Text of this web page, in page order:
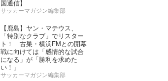
国通信】
サッカーマガジン編集部
【鹿島】ヤン・マテウス、
「特別なクラブ」でリスター
ト！ 古巣・横浜FMとの開幕
戦に向けては「感情的な試合
になる」が「勝利を求めた
い！」
サッカーマガジン編集部